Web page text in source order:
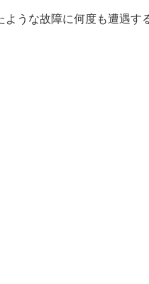
うな故障に何度も遭遇す